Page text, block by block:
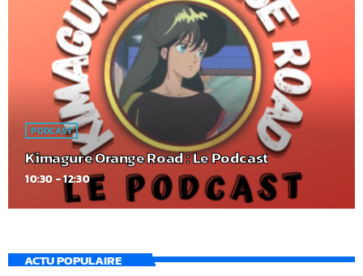
PODCAST
Kimagure Orange Road : Le Podcast
10:30 - 12:30
ACTU POPULAIRE